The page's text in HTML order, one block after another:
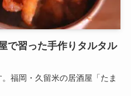
で習った手作りタルタル
福岡・久留米の居酒屋「たま